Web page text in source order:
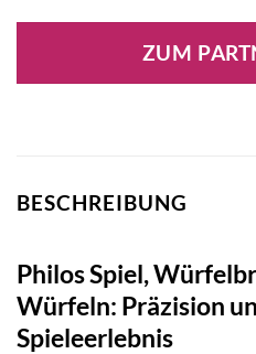
ZUM
BESCHREIBUNG
Philos Spiel,
Würfeln: Präzision
Spieleerlebnis